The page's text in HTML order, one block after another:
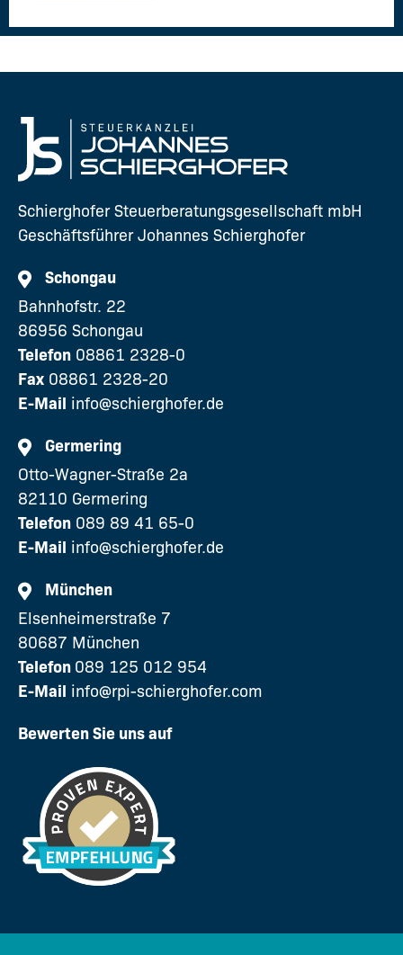
Schierghofer Steuerberatungsgesellschaft mbH
Geschäftsführer Johannes Schierghofer
Schongau
Bahnhofstr. 22
86956 Schongau
Telefon 08861 2328-0
Fax 08861 2328-20
E-Mail info@schierghofer.de
Germering
Otto-Wagner-Straße 2a
82110 Germering
Telefon 089 89 41 65-0
E-Mail info@schierghofer.de
München
Elsenheimerstraße 7
80687 München
Telefon 089 125 012 954
E-Mail info@rpi-schierghofer.com
Bewerten Sie uns auf